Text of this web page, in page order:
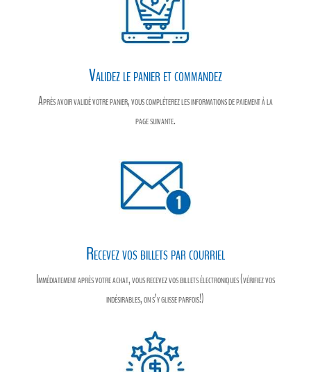
Validez le panier et commandez
Après avoir validé votre panier, vous compléterez les informations de paiement à la
page suivante.
Recevez vos billets par courriel
Immédiatement après votre achat, vous recevez vos billets électroniques (vérifiez vos
indésirables, on s’y glisse parfois!)